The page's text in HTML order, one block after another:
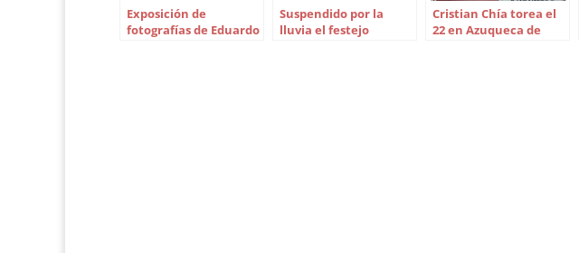
Exposición de
fotografías de Eduardo
Suspendido por la
lluvia el festejo
Cristian Chía torea el
22 en Azuqueca de